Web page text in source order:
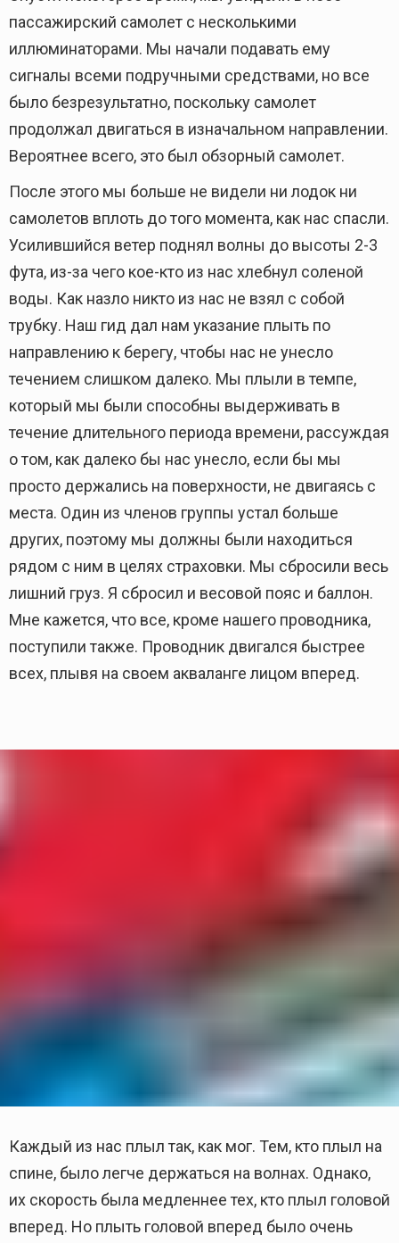
пассажирский самолет с несколькими
иллюминаторами. Мы начали подавать ему
сигналы всеми подручными средствами, но все
было безрезультатно, поскольку самолет
продолжал двигаться в изначальном направлении.
Вероятнее всего, это был обзорный самолет.
После этого мы больше не видели ни лодок ни
самолетов вплоть до того момента, как нас спасли.
Усилившийся ветер поднял волны до высоты 2-3
фута, из-за чего кое-кто из нас хлебнул соленой
воды. Как назло никто из нас не взял с собой
трубку. Наш гид дал нам указание плыть по
направлению к берегу, чтобы нас не унесло
течением слишком далеко. Мы плыли в темпе,
который мы были способны выдерживать в
течение длительного периода времени, рассуждая
о том, как далеко бы нас унесло, если бы мы
просто держались на поверхности, не двигаясь с
места. Один из членов группы устал больше
других, поэтому мы должны были находиться
рядом с ним в целях страховки. Мы сбросили весь
лишний груз. Я сбросил и весовой пояс и баллон.
Мне кажется, что все, кроме нашего проводника,
поступили также. Проводник двигался быстрее
всех, плывя на своем акваланге лицом вперед.
Каждый из нас плыл так, как мог. Тем, кто плыл на
спине, было легче держаться на волнах. Однако,
их скорость была медленнее тех, кто плыл головой
вперед. Но плыть головой вперед было очень